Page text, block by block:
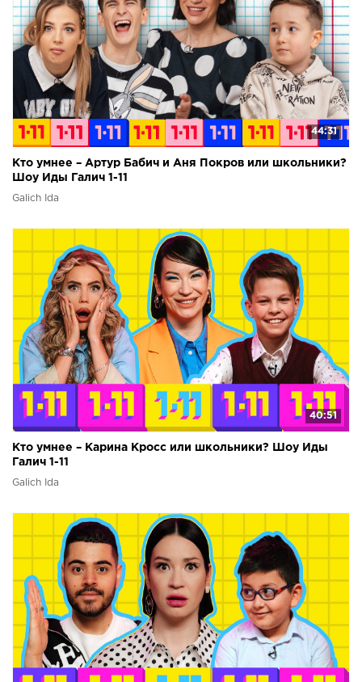
44:31
Кто умнее – Артур Бабич и Аня Покров или школьники?
Шоу Иды Галич 1-11
Galich Ida
40:51
Кто умнее – Карина Кросс или школьники? Шоу Иды
Галич 1-11
Galich Ida